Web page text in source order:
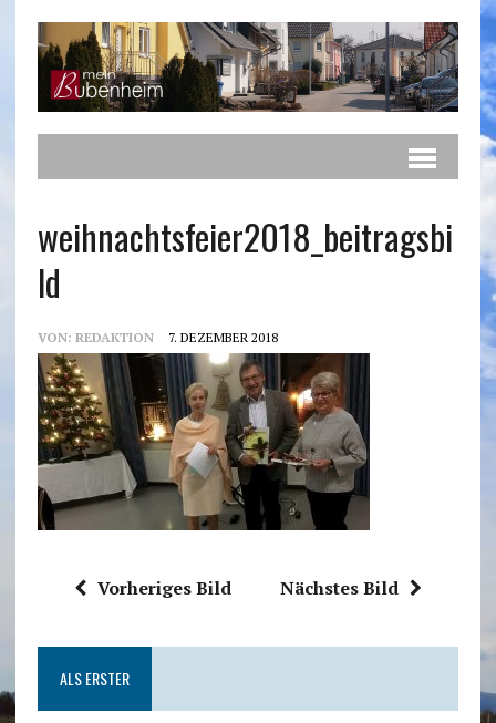
weihnachtsfeier2018_beitragsbi
ld
VON: REDAKTION 7. DEZEMBER 2018
Vorheriges Bild Nächstes Bild
ALS ERSTER